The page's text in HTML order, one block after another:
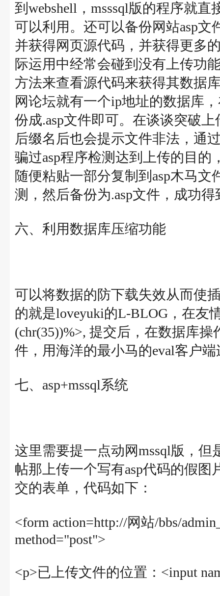
到webshell，msssql版的程序就直
可以利用。还可以备份网站asp
并获得网页源代码，并获得更多
际运用中经常会碰到没有上传功
方法来查看源代码来获得其数据
网论坛就有一个ip地址的数据库
份成.asp文件即可。在谈谈突破
后缀名后也会提示文件非法，通
骗过asp程序检测达到上传的目
随便粘贴一部分复制到asp木马
测，然后备份为.asp文件，成功得
六、利用数据库压缩功能
可以将数据的防下载失效从而使
的就是loveyuki的L-BLOG，在友
(chr(35))%>, 提交后，在数据库
件，用海洋的最小马的eval客户
七、asp+mssql系统
这里需要提一点动网mssql版，
帖那上传一个写有asp代码的假
交的表单，代码如下：
<form action=http://网站/bbs/
method="post">
<p>已上传文件的位置：<input